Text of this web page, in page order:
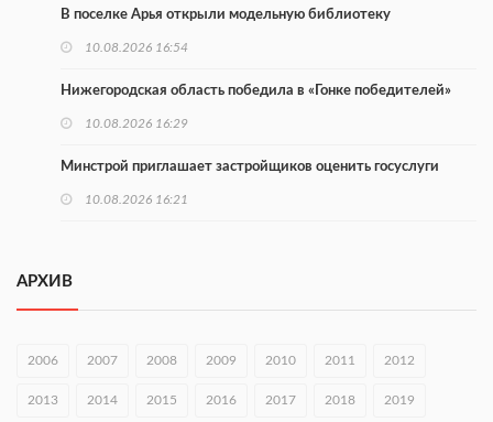
В поселке Арья открыли модельную библиотеку
10.08.2026 16:54
Нижегородская область победила в «Гонке победителей»
10.08.2026 16:29
Минстрой приглашает застройщиков оценить госуслуги
10.08.2026 16:21
АРХИВ
2006 2007 2008 2009 2010 2011 2012
2013 2014 2015 2016 2017 2018 2019